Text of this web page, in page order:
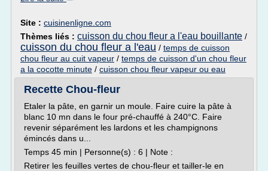
Site : cuisinenligne.com
Thèmes liés : cuisson du chou fleur a l'eau bouillante /
cuisson du chou fleur a l'eau / temps de cuisson
chou fleur au cuit vapeur / temps de cuisson d'un chou fleur
a la cocotte minute / cuisson chou fleur vapeur ou eau
Recette Chou-fleur
Etaler la pâte, en garnir un moule. Faire cuire la pâte à
blanc 10 mn dans le four pré-chauffé à 240°C. Faire
revenir séparément les lardons et les champignons
émincés dans u...
Temps 45 min | Personne(s) : 6 | Note :
Retirer les feuilles vertes de chou-fleur et tailler-le en